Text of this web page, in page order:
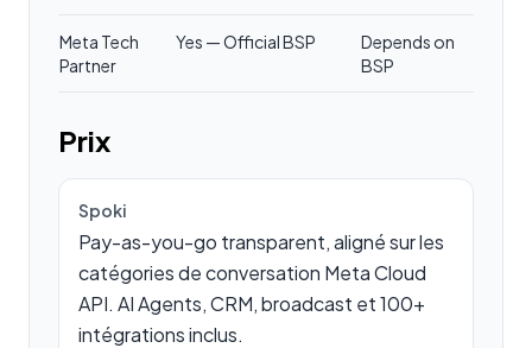
Meta Tech
Partner
Yes — Official BSP
Depends on
BSP
Prix
Spoki
Pay-as-you-go transparent, aligné sur les
catégories de conversation Meta Cloud
API. AI Agents, CRM, broadcast et 100+
intégrations inclus.